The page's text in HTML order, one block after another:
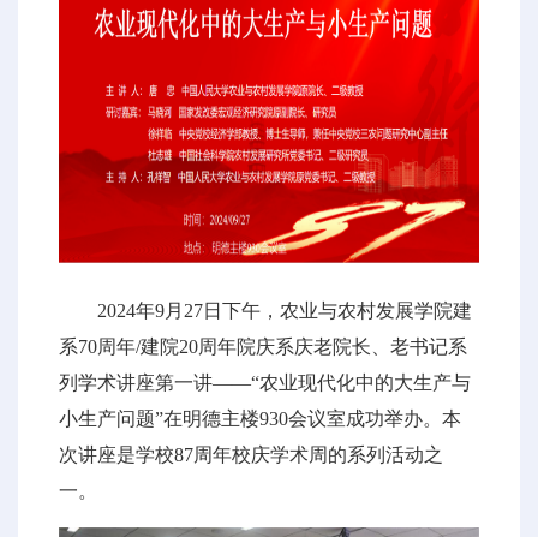
2024年9月27日下午，农业与农村发展学院建
系70周年/建院20周年院庆系庆老院长、老书记系
列学术讲座第一讲——“农业现代化中的大生产与
小生产问题”在明德主楼930会议室成功举办。本
次讲座是学校87周年校庆学术周的系列活动之
一。